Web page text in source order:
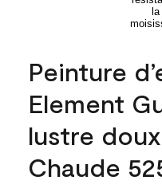
Peinture
Element
lustre
Chaude